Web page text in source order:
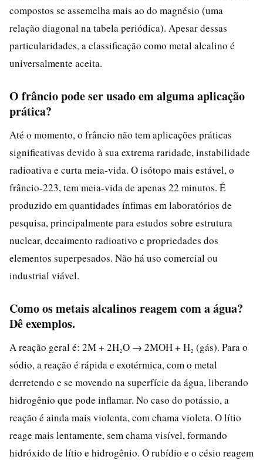
compostos se assemelha mais ao do magnésio (uma
relação diagonal na tabela periódica). Apesar dessas
particularidades, a classificação como metal alcalino é
universalmente aceita.
O frâncio pode ser usado em alguma aplicação
prática?
Até o momento, o frâncio não tem aplicações práticas
significativas devido à sua extrema raridade, instabilidade
radioativa e curta meia-vida. O isótopo mais estável, o
frâncio-223, tem meia-vida de apenas 22 minutos. É
produzido em quantidades ínfimas em laboratórios de
pesquisa, principalmente para estudos sobre estrutura
nuclear, decaimento radioativo e propriedades dos
elementos superpesados. Não há uso comercial ou
industrial viável.
Como os metais alcalinos reagem com a água?
Dê exemplos.
A reação geral é: 2M + 2H₂O → 2MOH + H₂ (gás). Para o
sódio, a reação é rápida e exotérmica, com o metal
derretendo e se movendo na superfície da água, liberando
hidrogênio que pode inflamar. No caso do potássio, a
reação é ainda mais violenta, com chama violeta. O lítio
reage mais lentamente, sem chama visível, formando
hidróxido de lítio e hidrogênio. O rubídio e o césio reagem